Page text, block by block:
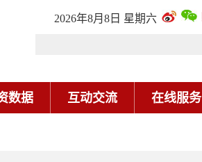
2026年8月8日 星期六
数据 互动交流 在线服务